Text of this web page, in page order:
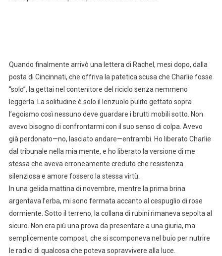
Quando finalmente arrivò una lettera di Rachel, mesi dopo, dalla
posta di Cincinnati, che offriva la patetica scusa che Charlie fosse
“solo”, la gettai nel contenitore del riciclo senza nemmeno
leggerla. La solitudine è solo il lenzuolo pulito gettato sopra
l’egoismo così nessuno deve guardare i brutti mobili sotto. Non
avevo bisogno di confrontarmi con il suo senso di colpa. Avevo
già perdonato—no, lasciato andare—entrambi. Ho liberato Charlie
dal tribunale nella mia mente, e ho liberato la versione di me
stessa che aveva erroneamente creduto che resistenza
silenziosa e amore fossero la stessa virtù.
In una gelida mattina di novembre, mentre la prima brina
argentava l’erba, mi sono fermata accanto al cespuglio di rose
dormiente. Sotto il terreno, la collana di rubini rimaneva sepolta al
sicuro. Non era più una prova da presentare a una giuria, ma
semplicemente compost, che si scomponeva nel buio per nutrire
le radici di qualcosa che poteva sopravvivere alla luce.